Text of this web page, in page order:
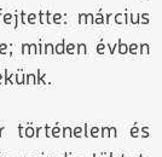
március
minden évben
történelem és